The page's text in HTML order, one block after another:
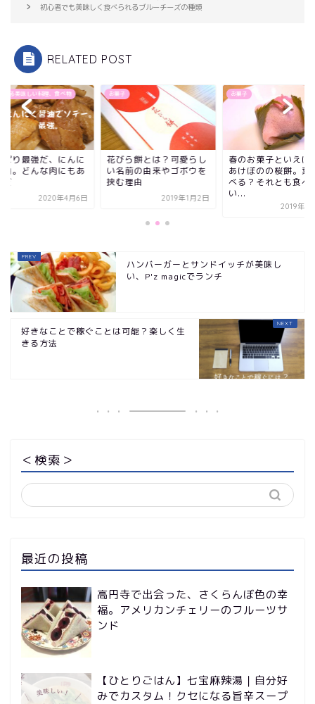
初心者でも美味しく食べられるブルーチーズの種類
RELATED POST
なる美味しい料理、食べ物
ぱり最強だ、にんに
油。どんな肉にもあ
だ
2020年4月6日
お菓子
花びら餅とは？可愛らし
い名前の由来やゴボウを
挟む理由
2019年1月2日
お菓子
春のお菓子といえば
あけぼのの桜餅。葉
べる？それとも食べ
い...
2019年1
ハンバーガーとサンドイッチが美味し
い、P'z magicでランチ
好きなことで稼ぐことは可能？楽しく生
きる方法
＜検索＞
最近の投稿
高円寺で出会った、さくらんぼ色の幸
福。アメリカンチェリーのフルーツサ
ンド
【ひとりごはん】七宝麻辣湯｜自分好
みでカスタム！クセになる旨辛スープ